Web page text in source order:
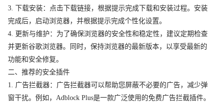
3. 下载安装：点击下载链接，根据提示完成下载和安装过程。安装
完成后，启动浏览器，并根据提示完成个性化设置。
4. 更新与维护：为了确保浏览器的安全性和稳定性，建议定期检查
并更新谷歌浏览器。同时，保持浏览器的最新版本，以享受最新的
功能和安全修复。
二、推荐的安全插件
1. 广告拦截器：广告拦截器可以帮助您屏蔽不必要的广告，减少弹
窗干扰。例如，Adblock Plus是一款广泛使用的免费广告拦截插件。